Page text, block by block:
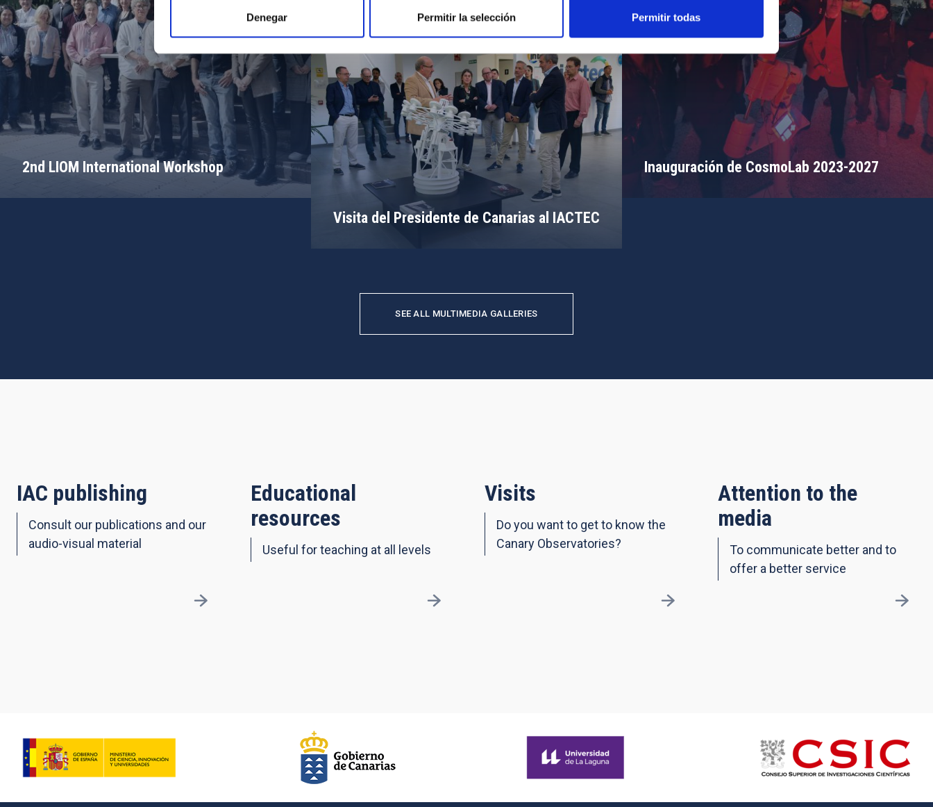
Denegar Permitir la selección Permitir todas
2nd LIOM International Workshop
MIT Field Camp 2024
Inauguración de CosmoLab 2023-2027
Visita del Presidente de Canarias al IACTEC
SEE ALL MULTIMEDIA GALLERIES
IAC publishing
Consult our publications and our
audio-visual material
Educational
resources
Useful for teaching at all levels
Visits
Do you want to get to know the
Canary Observatories?
Attention to the
media
To communicate better and to
offer a better service